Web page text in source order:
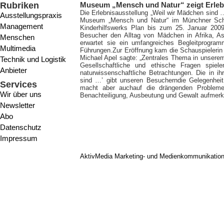
Rubriken
Ausstellungspraxis
Management
Menschen
Multimedia
Technik und Logistik
Anbieter
Services
Wir über uns
Newsletter
Abo
Datenschutz
Impressum
Museum „Mensch und Natur“ zeigt
Die Erlebnisausstellung „Weil wir Mädchen
Museum „Mensch und Natur“ im Münchner
Kinderhilfswerks Plan bis zum 25. Januar
Besucher den Alltag von Mädchen in Afrika,
erwartet sie ein umfangreiches
Führungen.Zur Eröffnung kam die
Michael Apel sagte: „Zentrales Thema in
Gesellschaftliche und ethische Fragen
naturwissenschaftliche Betrachtungen. Die in
sind …’ gibt unseren Besucherndie
macht aber auchauf die drängenden
Benachteiligung, Ausbeutung und Gewalt
AktivMedia Marketing- und